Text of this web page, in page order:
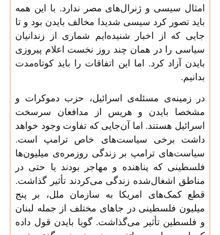
امثال سیسی و ژنرال‌های مصر ندارد. با این همه
باید تصور کرد سیسی شدیدا مخالف بایدن بود و تا
جایی که از اخبار شنیده‌ایم شماری از زندانیان
سیاسی را در همان چند روز نخست اعلام پیروزی
بایدن آزاد کرد. اما این اتفاقات را باید کوتاه‌مدت
بدانیم.
در زمینه‌ی مسئله‌ی اسرائیل، حزب دموکرات و
مشخصا بایدن و هریس از مدافعان سرسخت
اسرائیل هستند. اما آن‌جایی که تفاوت وجود خواهد
داشت برخی سیاست‌های خاص ترامپ است.
سیاست‌های ترامپ بر زندگی روزمره‌ی میلیون‌ها
فلسطینی که پناهنده و مهاجر بودند یا حتی در
مناطق اشغال‌شده زندگی می‌کردند تأثیر گذاشت.
قطع کمک‌های امریکا به سازمان ملل، بر پنج
میلیون فلسطینی در جاهای مختلف از جمله لبنان
و فلسطین تأثیر می‌گذاشت. گویا بایدن قول داده